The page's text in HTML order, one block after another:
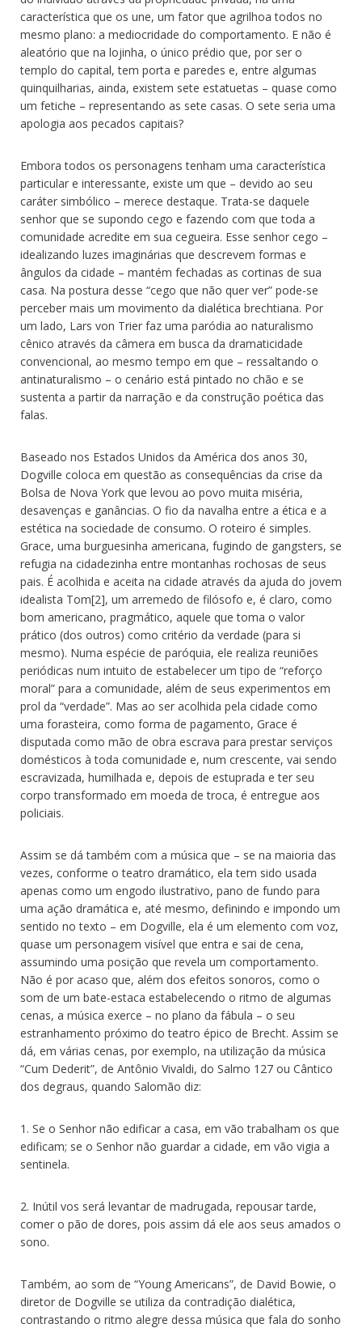
característica que os une, um fator que agrilhoa todos no
mesmo plano: a mediocridade do comportamento. E não é
aleatório que na lojinha, o único prédio que, por ser o
templo do capital, tem porta e paredes e, entre algumas
quinquilharias, ainda, existem sete estatuetas – quase como
um fetiche – representando as sete casas. O sete seria uma
apologia aos pecados capitais?
Embora todos os personagens tenham uma característica
particular e interessante, existe um que – devido ao seu
caráter simbólico – merece destaque. Trata-se daquele
senhor que se supondo cego e fazendo com que toda a
comunidade acredite em sua cegueira. Esse senhor cego –
idealizando luzes imaginárias que descrevem formas e
ângulos da cidade – mantém fechadas as cortinas de sua
casa. Na postura desse “cego que não quer ver” pode-se
perceber mais um movimento da dialética brechtiana. Por
um lado, Lars von Trier faz uma paródia ao naturalismo
cênico através da câmera em busca da dramaticidade
convencional, ao mesmo tempo em que – ressaltando o
antinaturalismo – o cenário está pintado no chão e se
sustenta a partir da narração e da construção poética das
falas.
Baseado nos Estados Unidos da América dos anos 30,
Dogville coloca em questão as consequências da crise da
Bolsa de Nova York que levou ao povo muita miséria,
desavenças e ganâncias. O fio da navalha entre a ética e a
estética na sociedade de consumo. O roteiro é simples.
Grace, uma burguesinha americana, fugindo de gangsters, se
refugia na cidadezinha entre montanhas rochosas de seus
pais. É acolhida e aceita na cidade através da ajuda do jovem
idealista Tom[2], um arremedo de filósofo e, é claro, como
bom americano, pragmático, aquele que toma o valor
prático (dos outros) como critério da verdade (para si
mesmo). Numa espécie de paróquia, ele realiza reuniões
periódicas num intuito de estabelecer um tipo de “reforço
moral” para a comunidade, além de seus experimentos em
prol da “verdade”. Mas ao ser acolhida pela cidade como
uma forasteira, como forma de pagamento, Grace é
disputada como mão de obra escrava para prestar serviços
domésticos à toda comunidade e, num crescente, vai sendo
escravizada, humilhada e, depois de estuprada e ter seu
corpo transformado em moeda de troca, é entregue aos
policiais.
Assim se dá também com a música que – se na maioria das
vezes, conforme o teatro dramático, ela tem sido usada
apenas como um engodo ilustrativo, pano de fundo para
uma ação dramática e, até mesmo, definindo e impondo um
sentido no texto – em Dogville, ela é um elemento com voz,
quase um personagem visível que entra e sai de cena,
assumindo uma posição que revela um comportamento.
Não é por acaso que, além dos efeitos sonoros, como o
som de um bate-estaca estabelecendo o ritmo de algumas
cenas, a música exerce – no plano da fábula – o seu
estranhamento próximo do teatro épico de Brecht. Assim se
dá, em várias cenas, por exemplo, na utilização da música
“Cum Dederit”, de Antônio Vivaldi, do Salmo 127 ou Cântico
dos degraus, quando Salomão diz:
1. Se o Senhor não edificar a casa, em vão trabalham os que
edificam; se o Senhor não guardar a cidade, em vão vigia a
sentinela.
2. Inútil vos será levantar de madrugada, repousar tarde,
comer o pão de dores, pois assim dá ele aos seus amados o
sono.
Também, ao som de “Young Americans”, de David Bowie, o
diretor de Dogville se utiliza da contradição dialética,
contrastando o ritmo alegre dessa música que fala do sonho